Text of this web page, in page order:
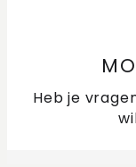
Heb je